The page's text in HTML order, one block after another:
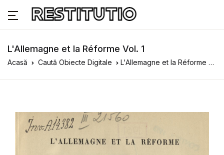
L'Allemagne et la Réforme Vol. 1
Acasă Caută Obiecte Digitale L'Allemagne et la Réforme Vol. 1